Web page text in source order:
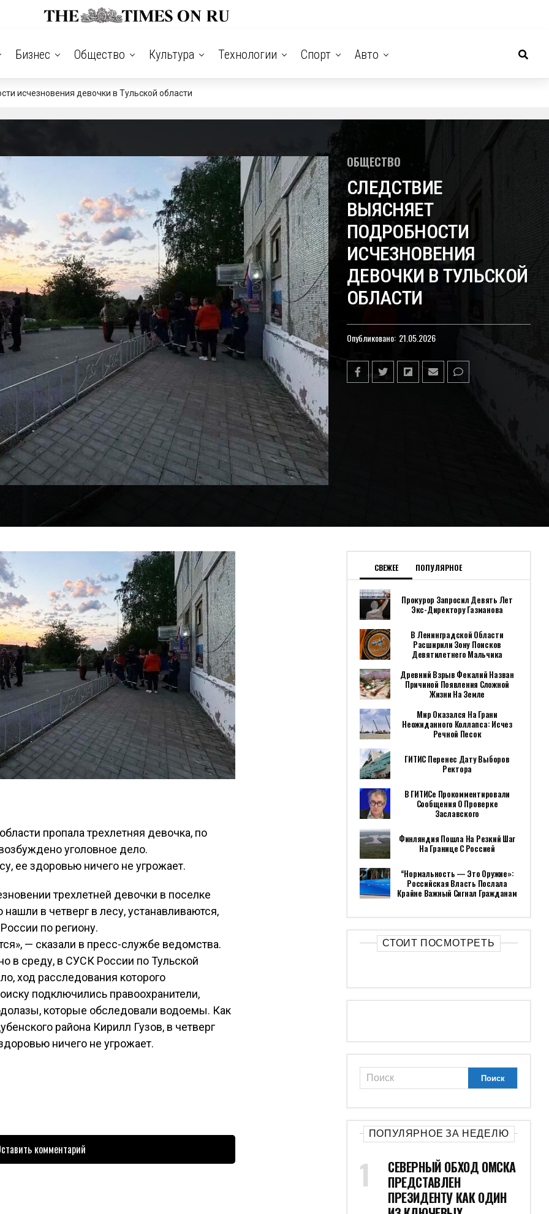
Бизнес Общество Культура Технологии Спорт Авто
исчезновения девочки в Тульской области
ОБЩЕСТВО
СЛЕДСТВИЕ
ВЫЯСНЯЕТ
ПОДРОБНОСТИ
ИСЧЕЗНОВЕНИЯ
ДЕВОЧКИ В ТУЛЬСКОЙ
ОБЛАСТИ
Опубликовано: 21.05.2026
пропала трехлетняя девочка, по
уголовное дело.
ее здоровью ничего не угрожает.
трехлетней девочки в поселке
в четверг в лесу, устанавливаются,
по региону.
— сказали в пресс-службе ведомства.
в среду, в СУСК России по Тульской
ход расследования которого
подключились правоохранители,
которые обследовали водоемы. Как
района Кирилл Гузов, в четверг
ничего не угрожает.
комментарий
СВЕЖЕЕ ПОПУЛЯРНОЕ
Прокурор Запросил Девять Лет
Экс-Директору Газманова
В Ленинградской Области
Расширили Зону Поисков
Девятилетнего Мальчика
Древний Взрыв Фекалий Назван
Причиной Появления Сложной
Жизни На Земле
Мир Оказался На Грани
Неожиданного Коллапса: Исчез
Речной Песок
ГИТИС Перенес Дату Выборов
Ректора
В ГИТИСе Прокомментировали
Сообщения О Проверке
Заславского
Финляндия Пошла На Резкий Шаг
На Границе С Россией
“Нормальность — Это Оружие»:
Российская Власть Послала
Крайне Важный Сигнал Гражданам
СТОИТ ПОСМОТРЕТЬ
ПОПУЛЯРНОЕ ЗА НЕДЕЛЮ
СЕВЕРНЫЙ ОБХОД ОМСКА
ПРЕДСТАВЛЕН
ПРЕЗИДЕНТУ КАК ОДИН